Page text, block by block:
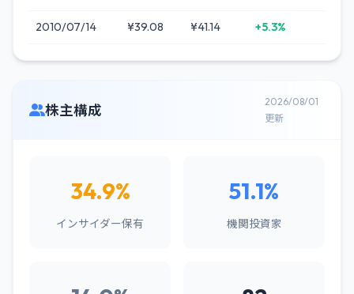
2010/07/14 ¥39.08 ¥41.14 +5.3%
株主構成
2026/08/01
更新
34.9%
インサイダー保有
51.1%
機関投資家